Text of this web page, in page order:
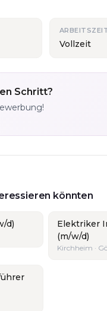
Vollzeit
Schritt?
könnten
d)
Elektriker
(m/w/d)
Kirchheim ·